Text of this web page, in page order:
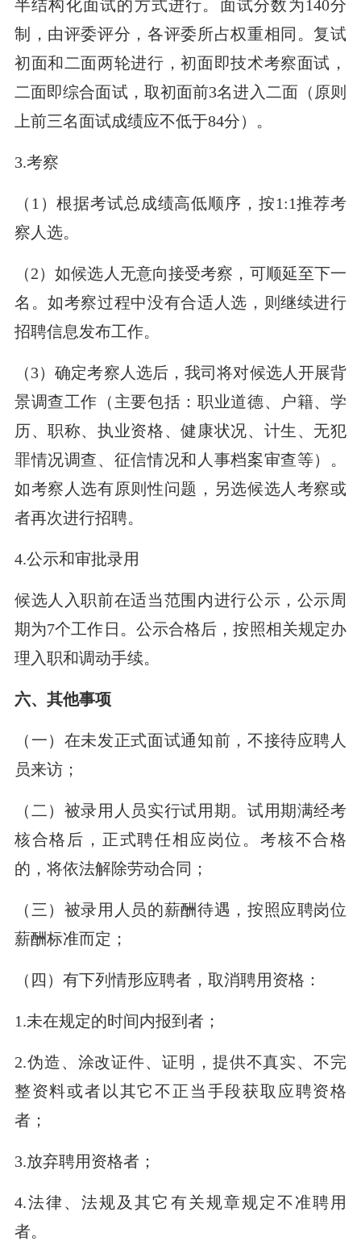
半结构化面试的方式进行。面试分数为140分
制，由评委评分，各评委所占权重相同。复试
初面和二面两轮进行，初面即技术考察面试，
二面即综合面试，取初面前3名进入二面（原则
上前三名面试成绩应不低于84分）。
3.考察
（1）根据考试总成绩高低顺序，按1:1推荐考
察人选。
（2）如候选人无意向接受考察，可顺延至下一
名。如考察过程中没有合适人选，则继续进行
招聘信息发布工作。
（3）确定考察人选后，我司将对候选人开展背
景调查工作（主要包括：职业道德、户籍、学
历、职称、执业资格、健康状况、计生、无犯
罪情况调查、征信情况和人事档案审查等）。
如考察人选有原则性问题，另选候选人考察或
者再次进行招聘。
4.公示和审批录用
候选人入职前在适当范围内进行公示，公示周
期为7个工作日。公示合格后，按照相关规定办
理入职和调动手续。
六、其他事项
（一）在未发正式面试通知前，不接待应聘人
员来访；
（二）被录用人员实行试用期。试用期满经考
核合格后，正式聘任相应岗位。考核不合格
的，将依法解除劳动合同；
（三）被录用人员的薪酬待遇，按照应聘岗位
薪酬标准而定；
（四）有下列情形应聘者，取消聘用资格：
1.未在规定的时间内报到者；
2.伪造、涂改证件、证明，提供不真实、不完
整资料或者以其它不正当手段获取应聘资格
者；
3.放弃聘用资格者；
4.法律、法规及其它有关规章规定不准聘用
者。